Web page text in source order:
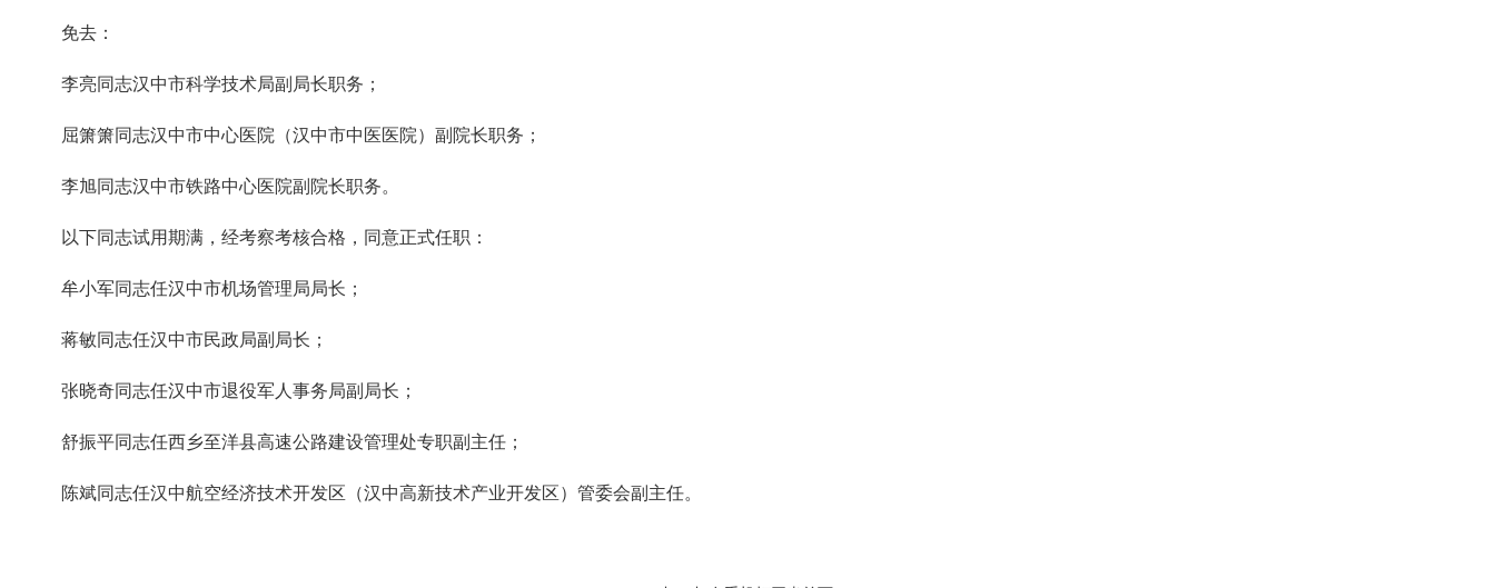
免去：
李亮同志汉中市科学技术局副局长职务；
屈箫箫同志汉中市中心医院（汉中市中医医院）副院长职务；
李旭同志汉中市铁路中心医院副院长职务。
以下同志试用期满，经考察考核合格，同意正式任职：
牟小军同志任汉中市机场管理局局长；
蒋敏同志任汉中市民政局副局长；
张晓奇同志任汉中市退役军人事务局副局长；
舒振平同志任西乡至洋县高速公路建设管理处专职副主任；
陈斌同志任汉中航空经济技术开发区（汉中高新技术产业开发区）管委会副主任。